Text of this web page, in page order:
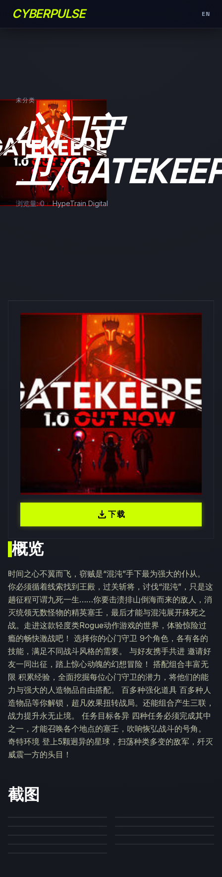
CYBERPULSE EN
未分类
心门守
卫/
浏览量: 0 HypeTrain Digital
概览
时间之心不翼而飞，窃贼是“混沌”手下最为强大的仆从。
你必须循着线索找到王殿，过关斩将，讨伐“混沌”，只是这
趟征程可谓九死一生……你要击溃排山倒海而来的敌人，消
灭统领无数怪物的精英塞壬，最后才能与混沌展开殊死之
战。走进这款轻度类Rogue动作游戏的世界，体验惊险过
瘾的畅快激战吧！ 选择你的心门守卫 9个角色，各有各的
技能，满足不同战斗风格的需要。 与好友携手共进 邀请好
友一同出征，踏上惊心动魄的幻想冒险！ 搭配组合丰富无
限 积累经验，全面挖掘每位心门守卫的潜力，将他们的能
力与强大的人造物品自由搭配。 百多种强化道具 百多种人
造物品等你解锁，超凡效果扭转战局。还能组合产生三联，
战力提升永无止境。 任务目标各异 四种任务必须完成其中
之一，才能召唤各个地点的塞壬，吹响恢弘战斗的号角。
奇特环境 登上5颗迥异的星球，扫荡种类多变的敌军，歼灭
威震一方的头目！
截图
download下载